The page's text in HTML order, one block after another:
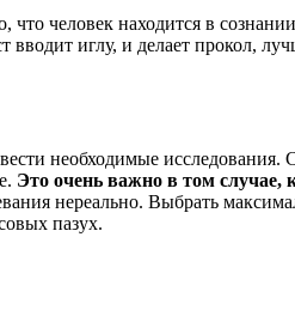
что человек находится в
иглу, и делает прокол,
необходимые исследования.
Это очень важно в том случае,
нереально. Выбрать
пазух.